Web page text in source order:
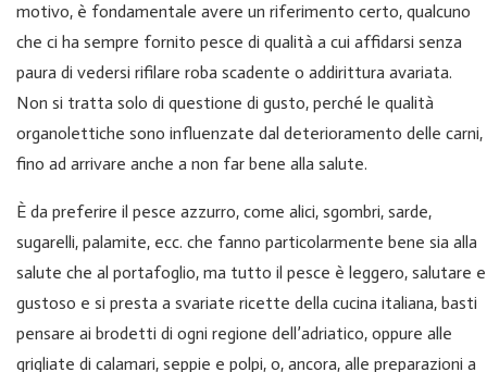
motivo, è fondamentale avere un riferimento certo, qualcuno
che ci ha sempre fornito pesce di qualità a cui affidarsi senza
paura di vedersi rifilare roba scadente o addirittura avariata.
Non si tratta solo di questione di gusto, perché le qualità
organolettiche sono influenzate dal deterioramento delle carni,
fino ad arrivare anche a non far bene alla salute.
È da preferire il pesce azzurro, come alici, sgombri, sarde,
sugarelli, palamite, ecc. che fanno particolarmente bene sia alla
salute che al portafoglio, ma tutto il pesce è leggero, salutare e
gustoso e si presta a svariate ricette della cucina italiana, basti
pensare ai brodetti di ogni regione dell’adriatico, oppure alle
grigliate di calamari, seppie e polpi, o, ancora, alle preparazioni a